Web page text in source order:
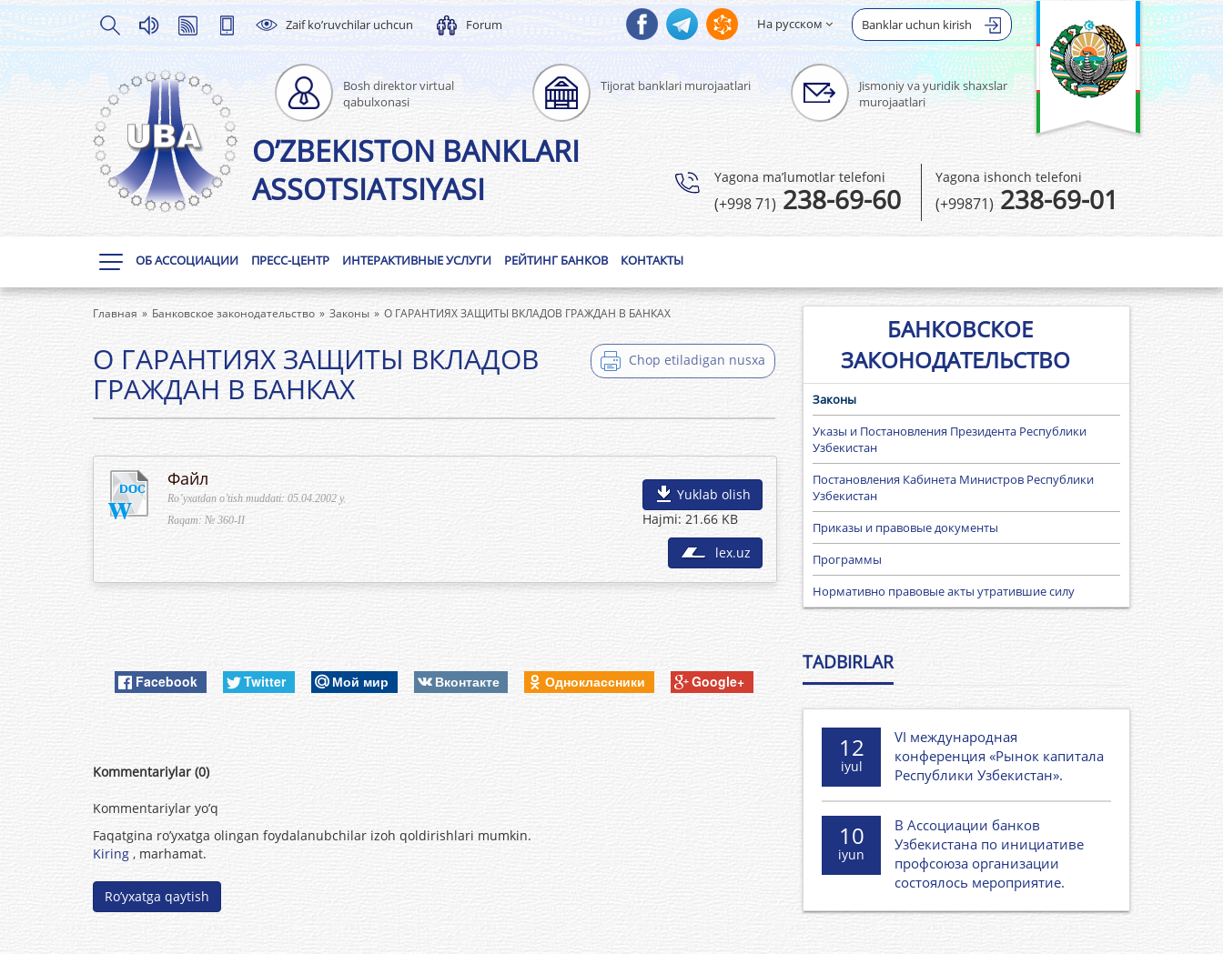
Zaif ko’ruvchilar uchcun Forum Banklar uchun kirish
На русском
Bosh direktor virtual
qabulxonasi
Tijorat banklari murojaatlari
Jismoniy va yuridik shaxslar
murojaatlari
O’ZBEKISTON BANKLARI
ASSOTSIATSIYASI
Yagona ma’lumotlar telefoni
(+998 71)238-69-60
Yagona ishonch telefoni
(+99871) 238-69-01
ОБ АССОЦИАЦИИ ПРЕСС-ЦЕНТР ИНТЕРАКТИВНЫЕ УСЛУГИ РЕЙТИНГ БАНКОВ КОНТАКТЫ
Главная Банковское законодательство Законы О ГАРАНТИЯХ ЗАЩИТЫ ВКЛАДОВ ГРАЖДАН В БАНКАХ
Chop etiladigan nusxa
О ГАРАНТИЯХ ЗАЩИТЫ ВКЛАДОВ
ГРАЖДАН В БАНКАХ
Файл
Ro’yxatdan o’tish muddati: 05.04.2002 y.
Raqam: № 360-II
Yuklab olish
Hajmi: 21.66 KB
lex.uz
Facebook Twitter Мой мир Вконтакте Одноклассники Google+
Kommentariylar (0)
Kommentariylar yo’q
Faqatgina ro’yxatga olingan foydalanubchilar izoh qoldirishlari mumkin.
Kiring , marhamat.
Ro’yxatga qaytish
БАНКОВСКОЕ
ЗАКОНОДАТЕЛЬСТВО
Законы
Указы и Постановления Президента Республики
Узбекистан
Постановления Кабинета Министров Республики
Узбекистан
Приказы и правовые документы
Программы
Нормативно правовые акты утратившие силу
TADBIRLAR
12
iyul
VI международная
конференция «Рынок капитала
Республики Узбекистан».
10
iyun
В Ассоциации банков
Узбекистана по инициативе
профсоюза организации
состоялось мероприятие.